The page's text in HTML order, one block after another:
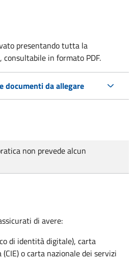
presentando tutta la
in formato PDF.
documenti da allegare
non prevede alcun
di avere:
di identità digitale), carta
o carta nazionale dei servizi